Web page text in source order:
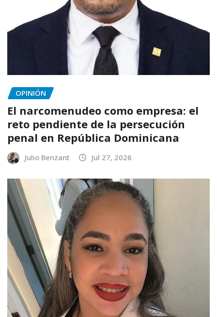
OPINIÓN
El narcomenudeo como empresa: el
reto pendiente de la persecución
penal en República Dominicana
Julio Benzant Jul 27, 2026